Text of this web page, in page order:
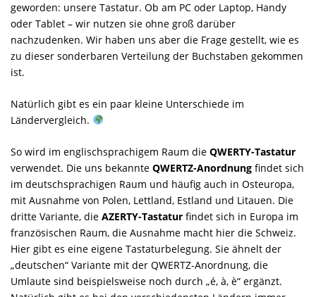
geworden: unsere Tastatur. Ob am PC oder Laptop, Handy
oder Tablet – wir nutzen sie ohne groß darüber
nachzudenken. Wir haben uns aber die Frage gestellt, wie es
zu dieser sonderbaren Verteilung der Buchstaben gekommen
ist.
Natürlich gibt es ein paar kleine Unterschiede im
Ländervergleich.
So wird im englischsprachigem Raum die QWERTY-Tastatur
verwendet. Die uns bekannte QWERTZ-Anordnung findet sich
im deutschsprachigen Raum und häufig auch in Osteuropa,
mit Ausnahme von Polen, Lettland, Estland und Litauen. Die
dritte Variante, die AZERTY-Tastatur findet sich in Europa im
französischen Raum, die Ausnahme macht hier die Schweiz.
Hier gibt es eine eigene Tastaturbelegung. Sie ähnelt der
„deutschen“ Variante mit der QWERTZ-Anordnung, die
Umlaute sind beispielsweise noch durch „é, à, è“ ergänzt.